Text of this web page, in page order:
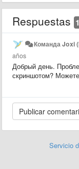
Respuestas 1
Команда Joxi
años
Добрый день.
скриншотом?
Servicio